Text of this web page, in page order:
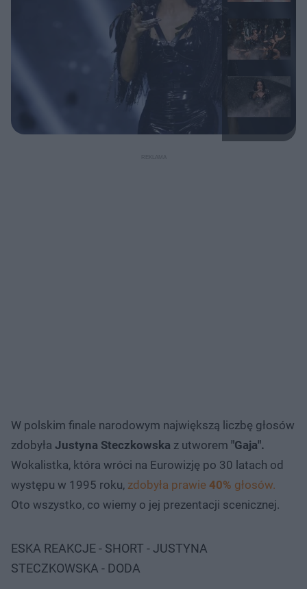
W polskim finale narodowym największą liczbę głosów
zdobyła Justyna Steczkowska z utworem "Gaja".
Wokalistka, która wróci na Eurowizję po 30 latach od
występu w 1995 roku, zdobyła prawie 40% głosów.
Oto wszystko, co wiemy o jej prezentacji scenicznej.
ESKA REAKCJE - SHORT - JUSTYNA
STECZKOWSKA - DODA